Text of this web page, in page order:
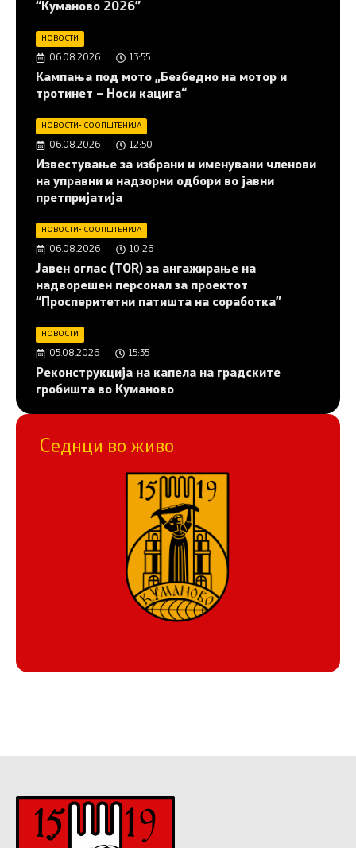
“Куманово 2026”
НОВОСТИ
06.08.2026 13:55
Кампања под мото „Безбедно на мотор и
тротинет – Носи кацига“
НОВОСТИ• СООПШТЕНИЈА
06.08.2026 12:50
Известување за избрани и именувани членови
на управни и надзорни одбори во јавни
претпријатија
НОВОСТИ• СООПШТЕНИЈА
06.08.2026 10:26
Јавен оглас (ТОR) за ангажирање на
надворешен персонал за проектот
“Просперитетни патишта на соработка”
НОВОСТИ
05.08.2026 15:35
Реконструкција на капела на градските
гробишта во Куманово
Седнци во живо